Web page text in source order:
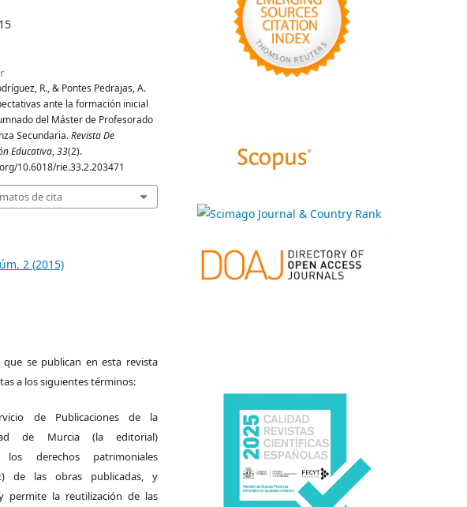
R., & Pontes Pedrajas, A.
ante la formación inicial
del Máster de Profesorado
Secundaria.Revista De
Educativa,33(2).
10.6018/rie.33.2.203471
de cita
2 (2015)
que se publican en esta revista
a los siguientes términos:
de Publicaciones de la
de Murcia (la editorial)
los derechos patrimoniales
de las obras publicadas, y
permite la reutilización de las